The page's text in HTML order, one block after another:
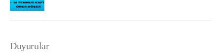
Duyurular